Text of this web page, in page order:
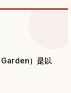
）是以